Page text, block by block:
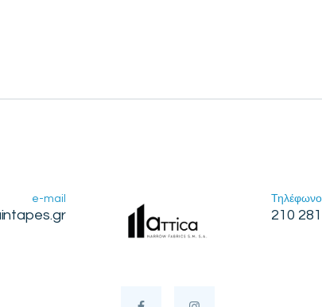
e-mail Τηλέφωνο
210